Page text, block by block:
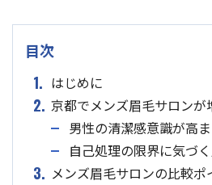
目次
1. はじめに
2. 京都でメンズ眉毛サロンが
男性の清潔感意識が高
自己処理の限界に気づ
3. メンズ眉毛サロンの比較ポ